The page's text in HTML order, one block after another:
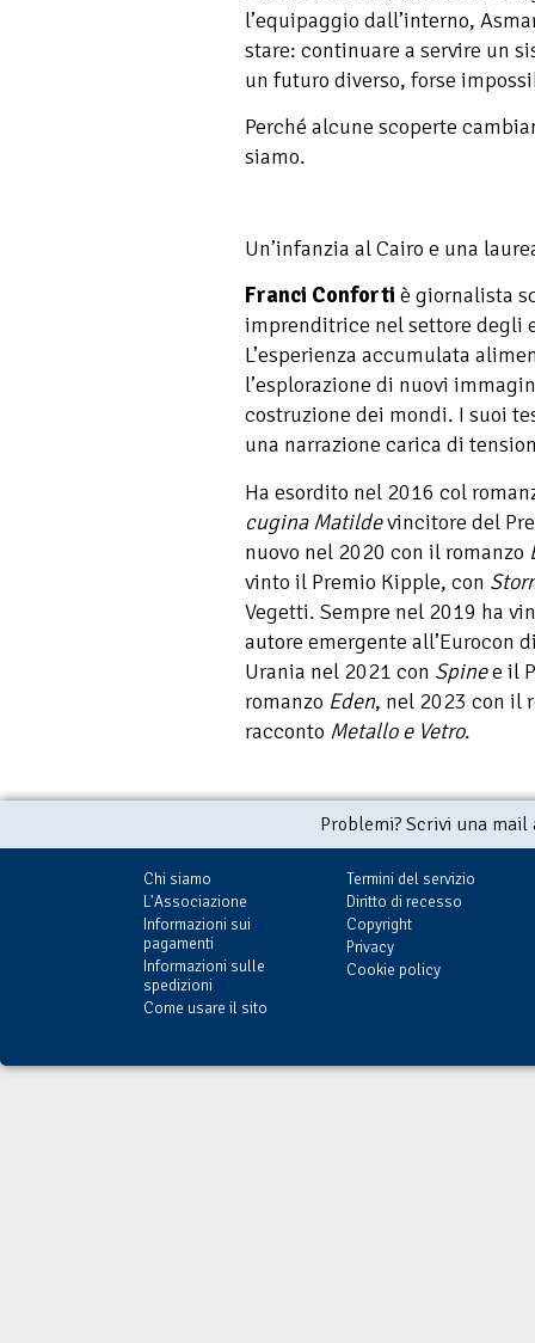
l’equipaggio dall’interno,
stare: continuare a servire un
un futuro diverso, forse
Perché alcune scoperte
siamo.
Un’infanzia al Cairo e una
Franci Conforti è giornalista
imprenditrice nel settore degli
L’esperienza accumulata
l’esplorazione di nuovi
costruzione dei mondi. I suoi
una narrazione carica di
Ha esordito nel 2016 col
cuginaMatildevincitore del
nuovo nel 2020 con il romanzo
vinto il Premio Kipple, con
Vegetti. Sempre nel 2019 ha
autore emergente all’Eurocon
Urania nel 2021 con Spinee il
romanzo Eden, nel 2023 con il
racconto Metalloe Vetro.
Problemi? Scrivi una
Chi siamo
L'Associazione
Informazioni sui
pagamenti
Informazioni sulle
spedizioni
Come usare il sito
Termini del servizio
Diritto di recesso
Copyright
Privacy
Cookie policy